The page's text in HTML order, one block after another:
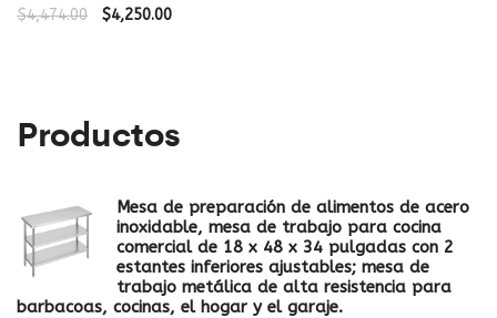
$4,474.00 $4,250.00
Productos
Mesa de preparación de alimentos de acero
inoxidable, mesa de trabajo para cocina
comercial de 18 x 48 x 34 pulgadas con 2
estantes inferiores ajustables; mesa de
trabajo metálica de alta resistencia para
barbacoas, cocinas, el hogar y el garaje.